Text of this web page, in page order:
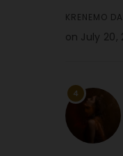
KRENEMO
on July 20,
4